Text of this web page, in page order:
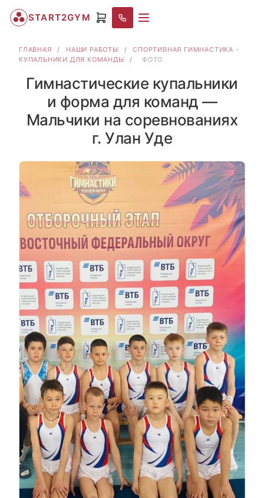
START2GYM
ГЛАВНАЯ / НАШИ РАБОТЫ /
СПОРТИВНАЯ ГИМНАСТИКА -
КУПАЛЬНИКИ ДЛЯ КОМАНДЫ
/ ФОТО
Гимнастические купальники
и форма для команд —
Мальчики на соревнованиях
г. Улан Уде